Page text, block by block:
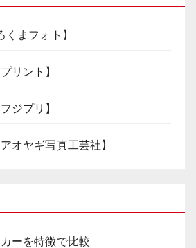
くまフォト】
リント】
ジプリ】
オヤギ写真工芸社】
ーを特徴で比較